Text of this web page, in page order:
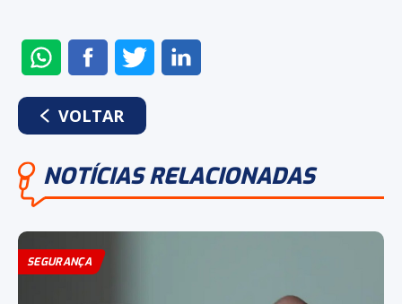
ENVIAR
NO
WHATSAPP
COMPARTILHAR
NO
FACEBOOK
COMPARTILHAR
NO
VOLTAR
NOTÍCIAS RELACIONADAS
SEGURANÇA